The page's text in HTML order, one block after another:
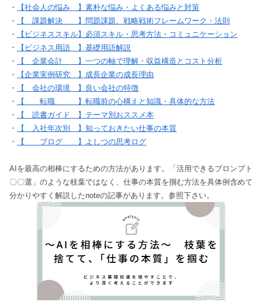
・
【社会人の悩み 】素朴な悩み・よくある悩みと対策
・
【 課題解決 】問題課題、戦略戦術フレームワーク・法則
・
【ビジネススキル】必須スキル・思考方法・コミュニケーション
・
【ビジネス用語 】基礎用語解説
・
【 企業会計 】一つの軸で理解・収益構造とコスト分析
・
【企業実例研究 】成長企業の成長理由
・
【 会社の環境 】良い会社の特徴
・
【 転職 】転職前の心構えと知識・具体的な方法
・
【 読書ガイド 】テーマ別おススメ本
・
【 入社年次別 】知っておきたい仕事の本質
・
【 ブログ 】よしつの思考ログ
AIを最高の相棒にするための方法があります。「活用できるプロンプト
〇〇選」のような枝葉ではなく、仕事の本質を掴む方法を具体例含めて
分かりやすく解説したnoteの記事があります。参照下さい。